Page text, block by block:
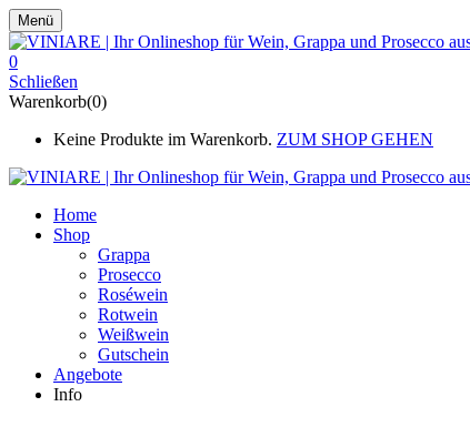
Menü
0
Schließen
Warenkorb(0)
Keine Produkte im Warenkorb. ZUM SHOP GEHEN
Home
Shop
Grappa
Prosecco
Roséwein
Rotwein
Weißwein
Gutschein
Angebote
Info